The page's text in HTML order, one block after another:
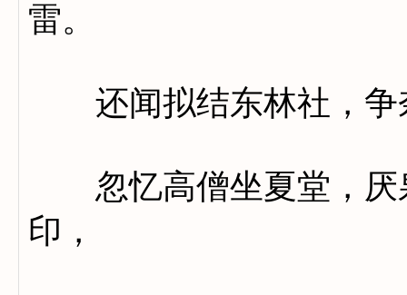
雷。
还闻拟结东林社，争
忽忆高僧坐夏堂，厌
印，